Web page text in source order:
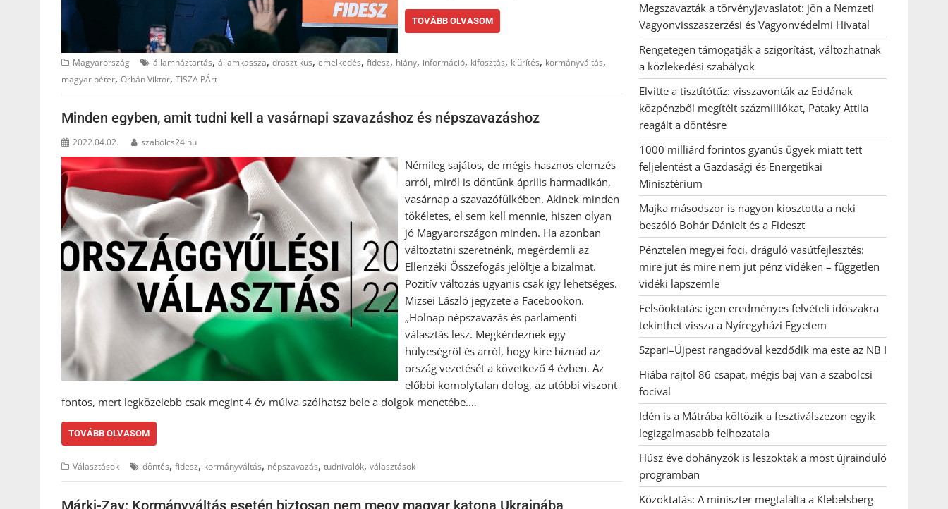
TOVÁBB OLVASOM
Magyarország államháztartás, államkassza, drasztikus, emelkedés, fidesz, hiány, információ, kifosztás, kiürítés, kormányváltás,
magyar péter, Orbán Viktor, TISZA PÁrt
Minden egyben, amit tudni kell a vasárnapi szavazáshoz és népszavazáshoz
2022.04.02. szabolcs24.hu
Némileg sajátos, de mégis hasznos elemzés
arról, miről is döntünk április harmadikán,
vasárnap a szavazófülkében. Akinek minden
tökéletes, el sem kell mennie, hiszen olyan
jó Magyarországon minden. Ha azonban
változtatni szeretnénk, megérdemli az
Ellenzéki Összefogás jelöltje a bizalmat.
Pozitív változás ugyanis csak így lehetséges.
Mizsei László jegyzete a Facebookon.
„Holnap népszavazás és parlamenti
választás lesz. Megkérdeznek egy
hülyeségről és arról, hogy kire bíznád az
ország vezetését a következő 4 évben. Az
előbbi komolytalan dolog, az utóbbi viszont
fontos, mert legközelebb csak megint 4 év múlva szólhatsz bele a dolgok menetébe.…
TOVÁBB OLVASOM
Választások döntés, fidesz, kormányváltás, népszavazás, tudnivalók, választások
Márki-Zay: Kormányváltás esetén biztosan nem megy magyar katona Ukrajnába
Megszavazták a törvényjavaslatot: jön a Nemzeti
Vagyonvisszaszerzési és Vagyonvédelmi Hivatal
Rengetegen támogatják a szigorítást, változhatnak
a közlekedési szabályok
Elvitte a tisztítótűz: visszavonták az Eddának
közpénzből megítélt százmilliókat, Pataky Attila
reagált a döntésre
1000 milliárd forintos gyanús ügyek miatt tett
feljelentést a Gazdasági és Energetikai
Minisztérium
Majka másodszor is nagyon kiosztotta a neki
beszóló Bohár Dánielt és a Fideszt
Pénztelen megyei foci, dráguló vasútfejlesztés:
mire jut és mire nem jut pénz vidéken – független
vidéki lapszemle
Felsőoktatás: igen eredményes felvételi időszakra
tekinthet vissza a Nyíregyházi Egyetem
Szpari–Újpest rangadóval kezdődik ma este az NB I
Hiába rajtol 86 csapat, mégis baj van a szabolcsi
focival
Idén is a Mátrába költözik a fesztiválszezon egyik
legizgalmasabb felhozatala
Húsz éve dohányzók is leszoktak a most újrainduló
programban
Közoktatás: A miniszter megtalálta a Klebelsberg